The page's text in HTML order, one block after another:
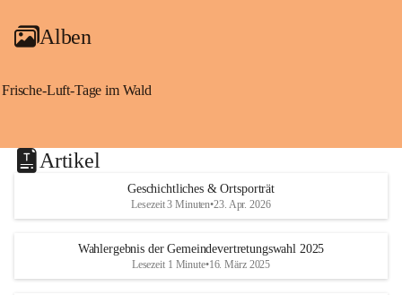
Alben
Frische-Luft-Tage im Wald
Artikel
Geschichtliches & Ortsporträt
Lesezeit 3 Minuten•23. Apr. 2026
Wahlergebnis der Gemeindevertretungswahl 2025
Lesezeit 1 Minute•16. März 2025